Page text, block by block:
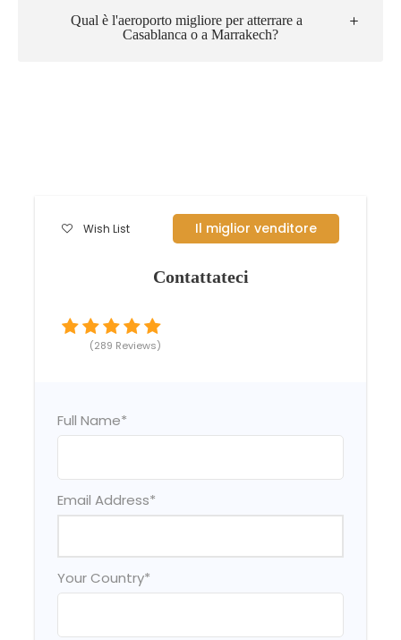
Wish List Il miglior venditore
Contattateci
(289 Reviews)
Full Name*
Email Address*
Your Country*
Qual è l'aeroporto migliore per atterrare a
Casablanca o a Marrakech?